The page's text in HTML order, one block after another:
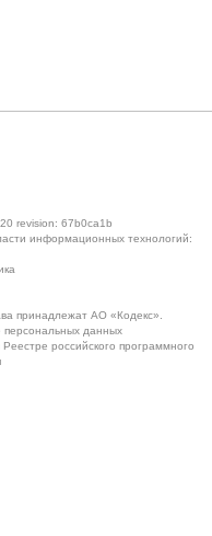
revision: 67b0ca1b
информационных технологий:
принадлежат АО «Кодекс».
данных
российского программного